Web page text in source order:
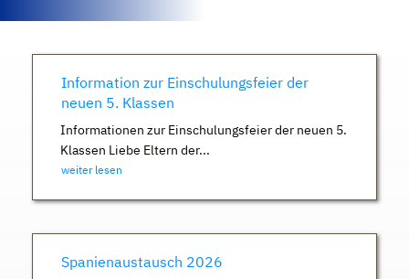
Information zur Einschulungsfeier der
neuen 5. Klassen
Informationen zur Einschulungsfeier der neuen 5.
Klassen Liebe Eltern der...
weiter lesen
Spanienaustausch 2026